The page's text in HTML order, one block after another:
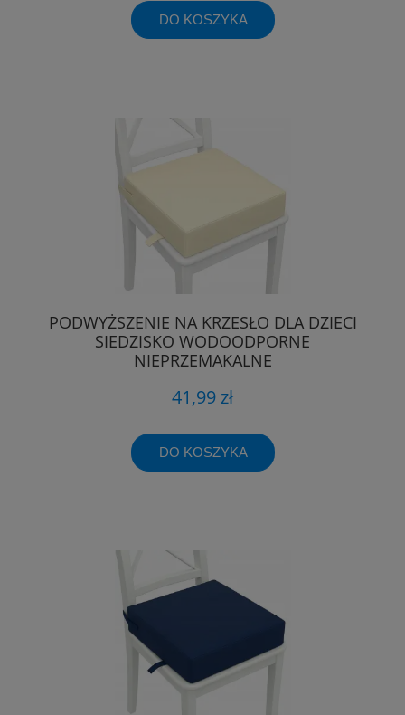
DO KOSZYKA
PODWYŻSZENIE NA KRZESŁO DLA DZIECI
SIEDZISKO WODOODPORNE
NIEPRZEMAKALNE
41,99 zł
DO KOSZYKA